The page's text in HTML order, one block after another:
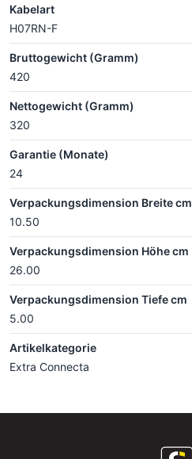
Kabelart
H07RN-F
Bruttogewicht (Gramm)
420
Nettogewicht (Gramm)
320
Garantie (Monate)
24
Verpackungsdimension Breite cm
10.50
Verpackungsdimension Höhe cm
26.00
Verpackungsdimension Tiefe cm
5.00
Artikelkategorie
Extra Connecta